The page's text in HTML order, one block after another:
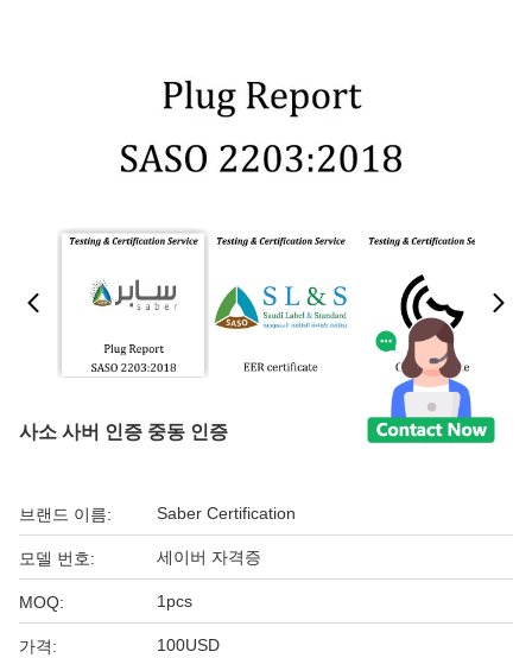
사소 사버 인증 중동 인증
브랜드 이름: Saber Certification
모델 번호: 세이버 자격증
MOQ: 1pcs
가격: 100USD